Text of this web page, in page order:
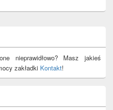
nieprawidłowo? Masz jakieś
zakładki Kontakt!